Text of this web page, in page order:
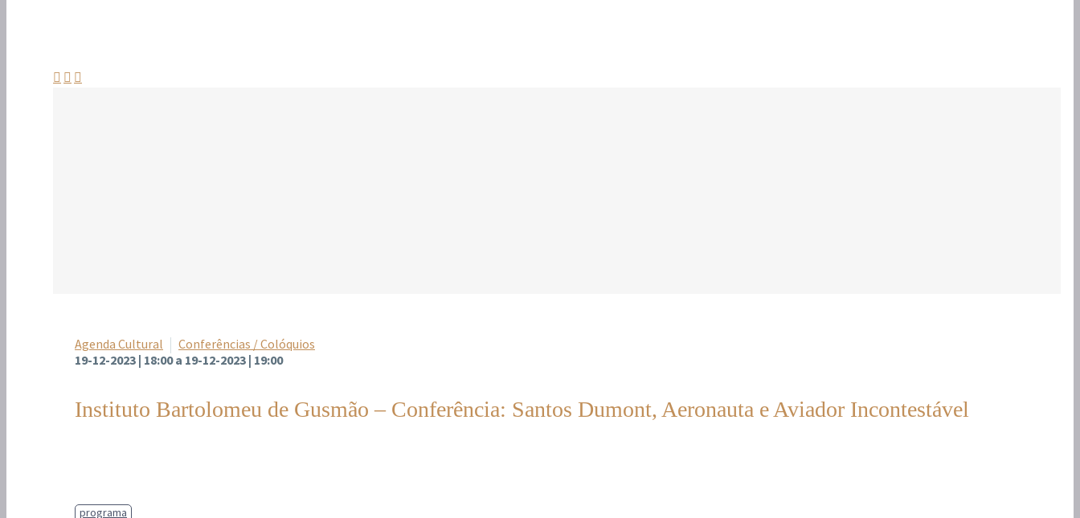
  
Agenda Cultural
Conferências / Colóquios
19-12-2023 | 18:00 a 19-12-2023 | 19:00
Instituto Bartolomeu de Gusmão – Conferência: Santos Dumont, Aeronauta e Aviador Incontestável
programa